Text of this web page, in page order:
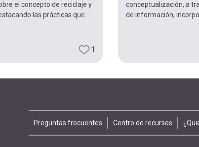
el concepto de reciclaje y
las prácticas que...
1
conceptualización, a
de información,
Footer
Preguntas frecuentes Centro de recursos